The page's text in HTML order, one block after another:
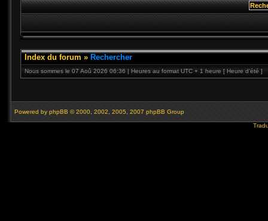
Index du forum » Rechercher
Nous sommes le 07 Aoû 2026 06:36 | Heures au format UTC + 1 heure [ Heure d’été ]
Powered by phpBB © 2000, 2002, 2005, 2007 phpBB Group